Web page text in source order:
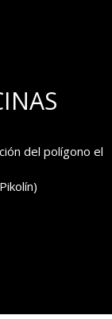
del polígono el